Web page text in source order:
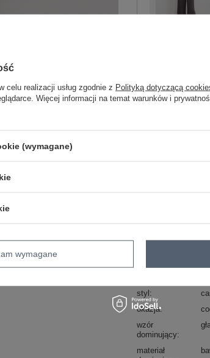
styl
okazja
wzór
dominujący
materiał
celu realizacji usług zgodnie z Polityką dotyczącą
Więcej informacji na temat warunków i
(wymagane)
wymagane